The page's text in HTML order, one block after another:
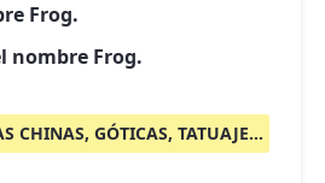
Frog.
nombre Frog.
CHINAS, GÓTICAS, TATUAJE...